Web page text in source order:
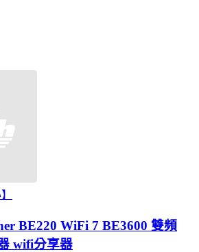
BE220 WiFi 7 BE3600 雙頻
wifi分享器